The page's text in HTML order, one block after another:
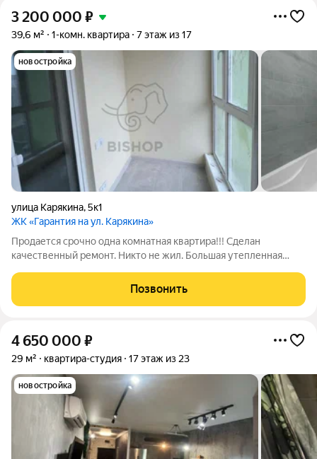
3 200 000 ₽
39,6 м² 1-комн. квартира 7 этаж из 17
новостройка
улица Карякина,5к1
ЖК «Гарантия на ул. Карякина»
Продается срочно одна комнатная квартира!!! Сделан
качественный ремонт. Никто не жил. Большая утепленная
развитом микрорайоне, где все в шаговой доступности:
школы, детские сады, поликлиника,
Позвонить
4 650 000 ₽
29 м² квартира-студия 17 этаж из 23
новостройка